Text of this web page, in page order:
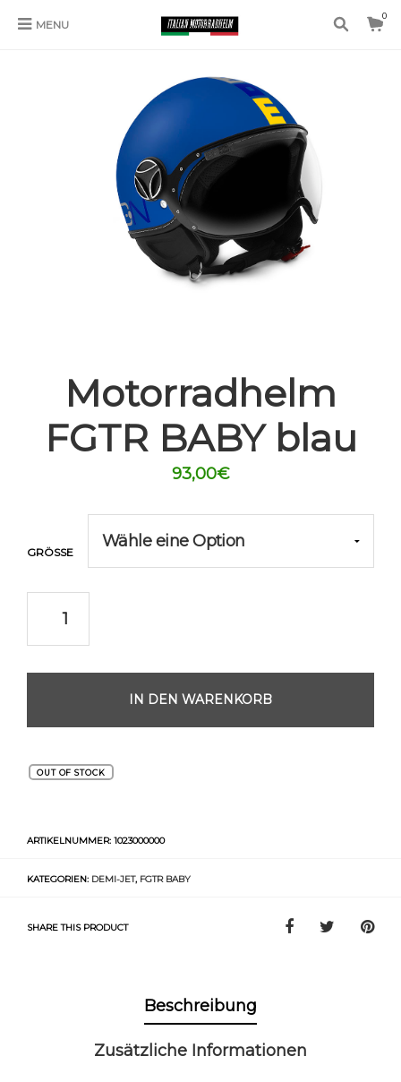
MENU
0
Motorradhelm
FGTR BABY blau
93,00€
GRÖSSE
IN DEN WARENKORB
OUT OF STOCK
ARTIKELNUMMER: 1023000000
KATEGORIEN: DEMI-JET, FGTR BABY
SHARE THIS PRODUCT
Beschreibung
Zusätzliche Informationen